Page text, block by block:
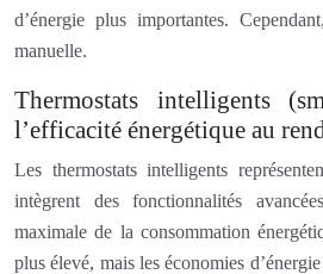
d’énergie plus importantes.
manuelle.
Thermostats intelligents
l’efficacité énergétique au
Les thermostats intelligents
intègrent des fonctionnalités
maximale de la consommation
plus élevé, mais les économies